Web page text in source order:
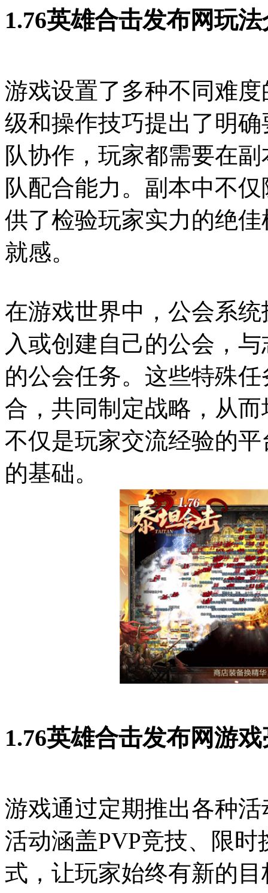
1.76英雄合击发布网玩
游戏设置了多种不同难
级和操作技巧提出了明
队协作，玩家都需要在
队配合能力。副本中不
供了检验玩家实力的绝
就感。
在游戏世界中，公会系
入或创建自己的公会，
的公会任务。这些特殊
合，共同制定战略，从
不仅是玩家交流经验的
的基础。
1.76英雄合击发布网游
游戏通过定期推出各种
活动涵盖PVP竞技、限
式，让玩家始终有新的